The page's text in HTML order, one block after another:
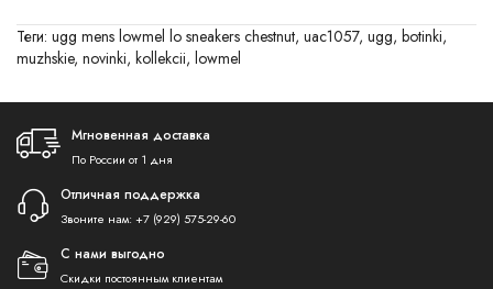
Теги: ugg mens lowmel lo sneakers chestnut, uac1057, ugg, botinki,
muzhskie, novinki, kollekcii, lowmel
Мгновенная доставка
По России от 1 дня
Отличная поддержка
Звоните нам: +7 (929) 575-29-60
С нами выгодно
Скидки постоянным клиентам